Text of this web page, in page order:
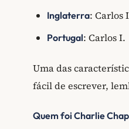
Inglaterra: Carlos
Portugal: Carlos I.
Uma das
fácil de escrever,
Quem foi Charlie